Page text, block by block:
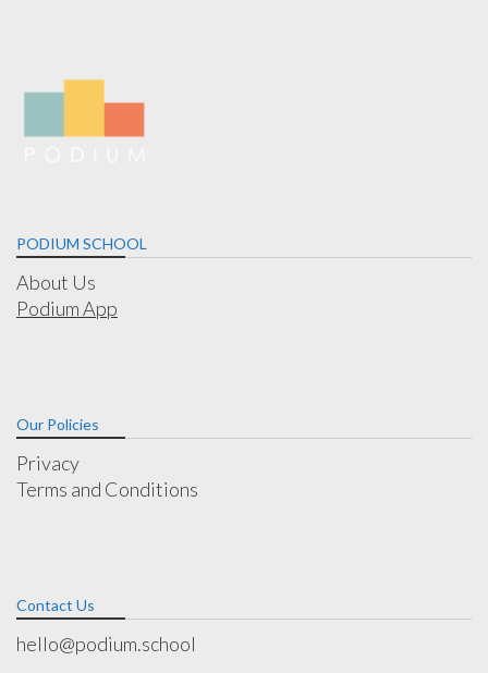
PODIUM SCHOOL
About Us
Podium App
Our Policies
Privacy
Terms and Conditions
Contact Us
hello@podium.school